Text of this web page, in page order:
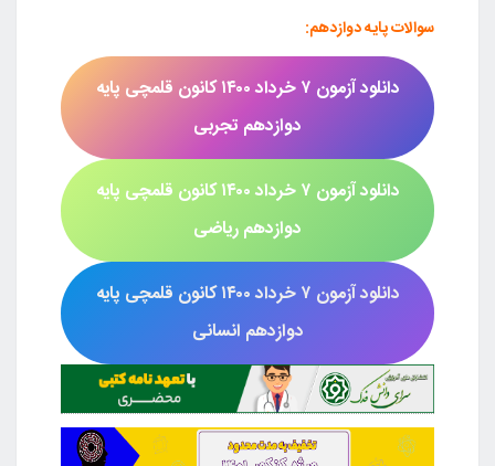
سوالات پایه دوازدهم:
دانلود آزمون ۷ خرداد ۱۴۰۰
کانون قلمچی پایه
دوازدهم تجربی
دانلود آزمون ۷ خرداد ۱۴۰۰
کانون قلمچی پایه
دوازدهم ریاضی
دانلود آزمون ۷ خرداد ۱۴۰۰
کانون قلمچی پایه
دوازدهم انسانی